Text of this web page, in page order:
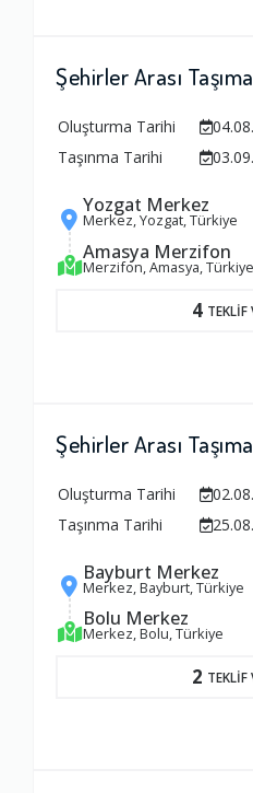
Şehirler Arası Taşıma
Oluşturma Tarihi
Taşınma Tarihi
Yozgat Merkez
Merkez, Yozgat, Türkiye
Amasya Merzifon
Merzifon, Amasya, Türkiye
4 TEKLİF
Şehirler Arası Taşıma
Oluşturma Tarihi
Taşınma Tarihi
Bayburt Merkez
Merkez, Bayburt, Türkiye
Bolu Merkez
Merkez, Bolu, Türkiye
2 TEKLİF
Firma ile